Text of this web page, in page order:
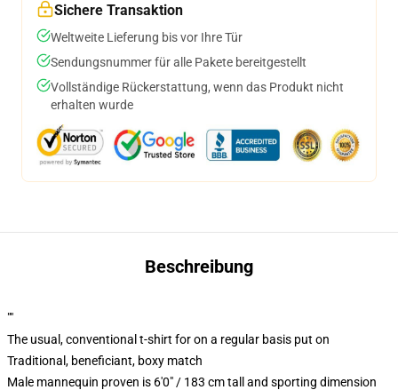
Sichere Transaktion
Weltweite Lieferung bis vor Ihre Tür
Sendungsnummer für alle Pakete bereitgestellt
Vollständige Rückerstattung, wenn das Produkt nicht
erhalten wurde
Beschreibung
""
The usual, conventional t-shirt for on a regular basis put on
Traditional, beneficiant, boxy match
Male mannequin proven is 6'0" / 183 cm tall and sporting dimension